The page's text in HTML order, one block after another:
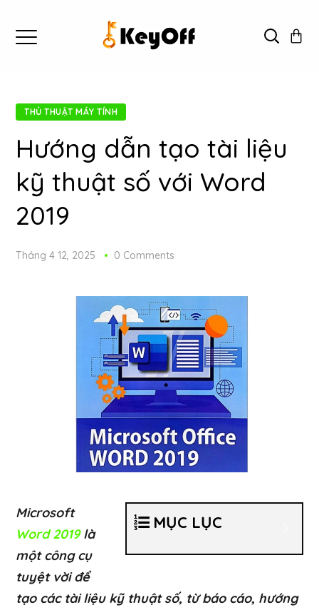
THỦ THUẬT MÁY TÍNH
Hướng dẫn tạo tài liệu
kỹ thuật số với Word
2019
Tháng 4 12, 2025 0 Comments
MỤC LỤC
Microsoft
Word 2019là
một công cụ
tuyệt vời để
tạo các tài liệu kỹ thuật số, từ báo cáo, hướng